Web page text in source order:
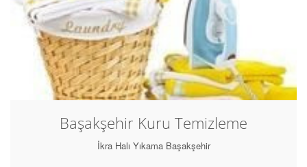
Başakşehir Kuru Temizleme
İkra Halı Yıkama Başakşehir